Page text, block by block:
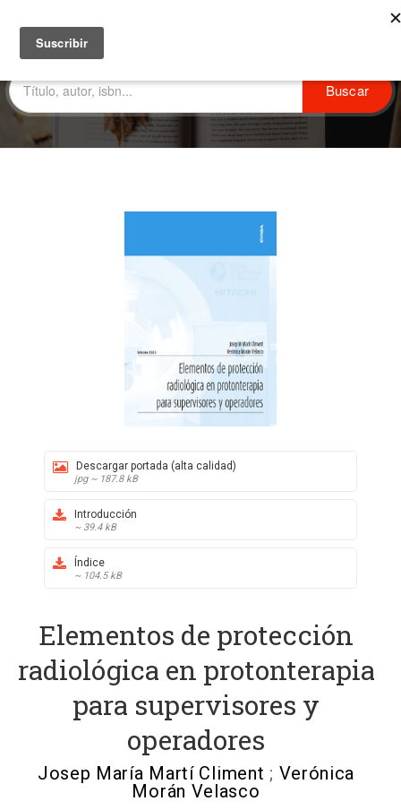
Descargar portada (alta calidad)
jpg ~ 187.8 kB
Introducción
~ 39.4 kB
Índice
~ 104.5 kB
Elementos de protección
radiológica en protonterapia
para supervisores y
operadores
Josep María Martí Climent ; Verónica
Morán Velasco